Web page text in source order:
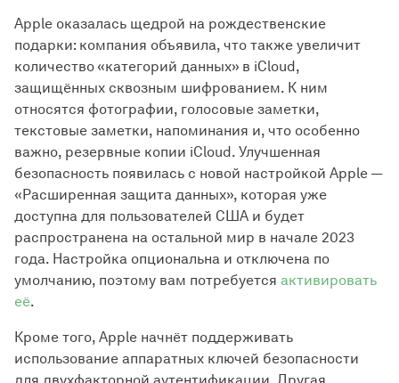
Apple оказалась щедрой на рождественские
подарки: компания объявила, что также увеличит
количество «категорий данных» в iCloud,
защищённых сквозным шифрованием. К ним
относятся фотографии, голосовые заметки,
текстовые заметки, напоминания и, что особенно
важно, резервные копии iCloud. Улучшенная
безопасность появилась с новой настройкой Apple —
«Расширенная защита данных», которая уже
доступна для пользователей США и будет
распространена на остальной мир в начале 2023
года. Настройка опциональна и отключена по
умолчанию, поэтому вам потребуется активировать
её.
Кроме того, Apple начнёт поддерживать
использование аппаратных ключей безопасности